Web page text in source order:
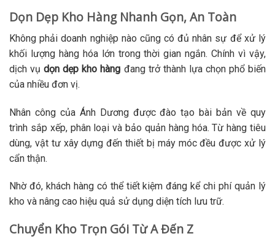
Dọn Dẹp Kho Hàng Nhanh Gọn, An Toàn
Không phải doanh nghiệp nào cũng có đủ nhân sự để xử lý
khối lượng hàng hóa lớn trong thời gian ngắn. Chính vì vậy,
dịch vụdọn dẹp kho hàng đang trở thành lựa chọn phổ biến
của nhiều đơn vị.
Nhân công của Ánh Dương được đào tạo bài bản về quy
trình sắp xếp, phân loại và bảo quản hàng hóa. Từ hàng tiêu
dùng, vật tư xây dựng đến thiết bị máy móc đều được xử lý
cẩn thận.
Nhờ đó, khách hàng có thể tiết kiệm đáng kể chi phí quản lý
kho và nâng cao hiệu quả sử dụng diện tích lưu trữ.
Chuyển Kho Trọn Gói Từ A Đến Z